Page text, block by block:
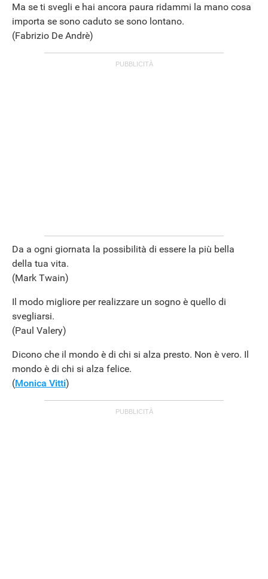
Ma se ti svegli e hai ancora paura ridammi la mano cosa
importa se sono caduto se sono lontano.
(Fabrizio De Andrè)
Da a ogni giornata la possibilità di essere la più bella
della tua vita.
(Mark Twain)
Il modo migliore per realizzare un sogno è quello di
svegliarsi.
(Paul Valery)
Dicono che il mondo è di chi si alza presto. Non è vero. Il
mondo è di chi si alza felice.
(Monica Vitti)